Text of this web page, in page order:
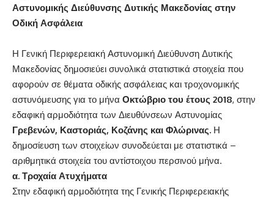
Αστυνομικής Διεύθυνσης Δυτικής Μακεδονίας στην
Οδική Ασφάλεια
Η Γενική Περιφερειακή Αστυνομική Διεύθυνση Δυτικής
Μακεδονίας δημοσιεύει συνολικά στατιστικά στοιχεία που
αφορούν σε θέματα οδικής ασφάλειας και τροχονομικής
αστυνόμευσης για το μήνα Οκτώβριο του έτους 2018, στην
εδαφική αρμοδιότητα των Διευθύνσεων Αστυνομίας
Γρεβενών, Καστοριάς, Κοζάνης και Φλώρινας. Η
δημοσίευση των στοιχείων συνοδεύεται με στατιστικά –
αριθμητικά στοιχεία του αντίστοιχου περσινού μήνα.
α. Τροχαία Ατυχήματα
Στην εδαφική αρμοδιότητα της Γενικής Περιφερειακής